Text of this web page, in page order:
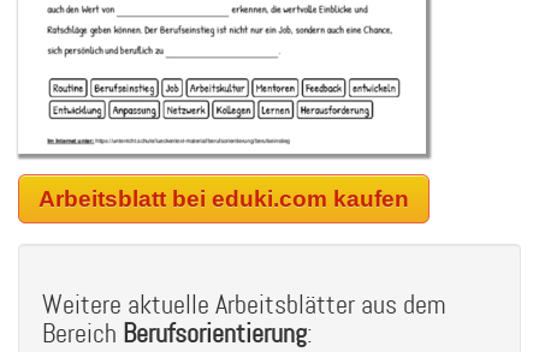
Arbeitsblatt bei eduki.com kaufen
Weitere aktuelle Arbeitsblätter aus dem
Bereich Berufsorientierung: